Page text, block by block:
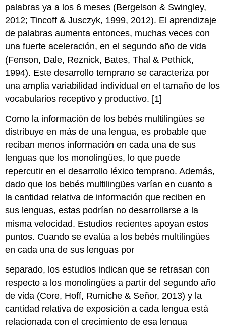
palabras ya a los 6 meses (Bergelson & Swingley,
2012; Tincoff & Jusczyk, 1999, 2012). El aprendizaje
de palabras aumenta entonces, muchas veces con
una fuerte aceleración, en el segundo año de vida
(Fenson, Dale, Reznick, Bates, Thal & Pethick,
1994). Este desarrollo temprano se caracteriza por
una amplia variabilidad individual en el tamaño de los
vocabularios receptivo y productivo. [1]
Como la información de los bebés multilingües se
distribuye en más de una lengua, es probable que
reciban menos información en cada una de sus
lenguas que los monolingües, lo que puede
repercutir en el desarrollo léxico temprano. Además,
dado que los bebés multilingües varían en cuanto a
la cantidad relativa de información que reciben en
sus lenguas, estas podrían no desarrollarse a la
misma velocidad. Estudios recientes apoyan estos
puntos. Cuando se evalúa a los bebés multilingües
en cada una de sus lenguas por
separado, los estudios indican que se retrasan con
respecto a los monolingües a partir del segundo año
de vida (Core, Hoff, Rumiche & Señor, 2013) y la
cantidad relativa de exposición a cada lengua está
relacionada con el crecimiento de esa lengua